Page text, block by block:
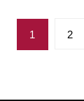
des
1 2